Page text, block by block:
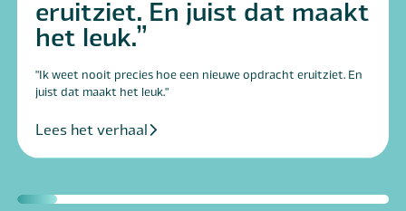
eruitziet. En juist dat maakt
het leuk.
"Ik weet nooit precies hoe een nieuwe opdracht eruitziet. En
juist dat maakt het leuk."
Lees het verhaal